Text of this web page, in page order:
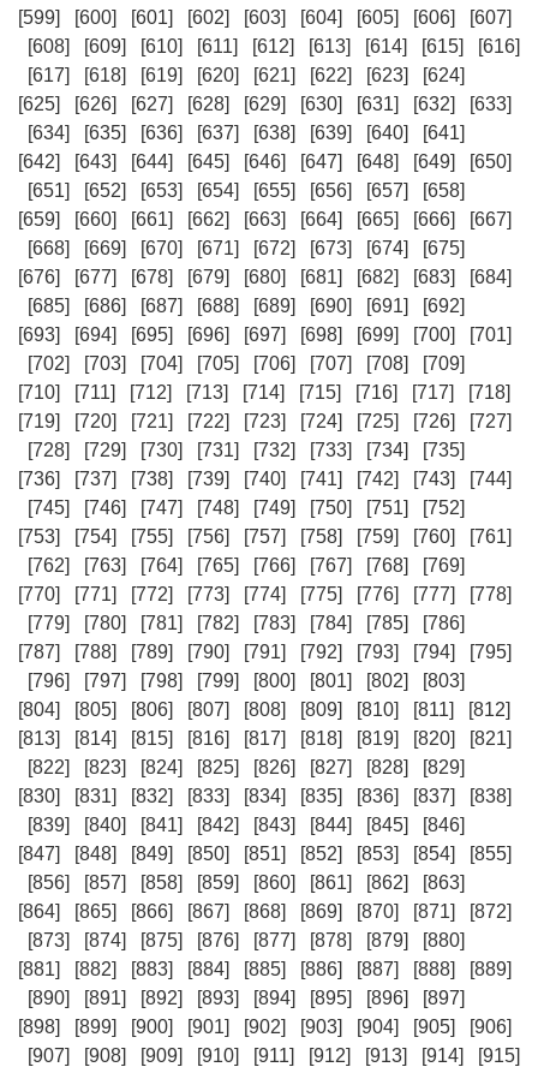
[599]
[600] [601] [602] [603] [604] [605] [606]
[607]
[608]
[609] [610] [611] [612] [613] [614] [615]
[616]
[617]
[618] [619] [620] [621] [622] [623]
[624]
[625]
[626] [627] [628] [629] [630] [631] [632]
[633]
[634]
[635] [636] [637] [638] [639] [640]
[641]
[642]
[643] [644] [645] [646] [647] [648] [649]
[650]
[651]
[652] [653] [654] [655] [656] [657]
[658]
[659]
[660] [661] [662] [663] [664] [665] [666]
[667]
[668]
[669] [670] [671] [672] [673] [674]
[675]
[676]
[677] [678] [679] [680] [681] [682] [683]
[684]
[685]
[686] [687] [688] [689] [690] [691]
[692]
[693]
[694] [695] [696] [697] [698] [699] [700]
[701]
[702]
[703] [704] [705] [706] [707] [708]
[709]
[710]
[711] [712] [713] [714] [715] [716] [717]
[718]
[719]
[720] [721] [722] [723] [724] [725] [726]
[727]
[728]
[729] [730] [731] [732] [733] [734]
[735]
[736]
[737] [738] [739] [740] [741] [742] [743]
[744]
[745]
[746] [747] [748] [749] [750] [751]
[752]
[753]
[754] [755] [756] [757] [758] [759] [760]
[761]
[762]
[763] [764] [765] [766] [767] [768]
[769]
[770]
[771] [772] [773] [774] [775] [776] [777]
[778]
[779]
[780] [781] [782] [783] [784] [785]
[786]
[787]
[788] [789] [790] [791] [792] [793] [794]
[795]
[796]
[797] [798] [799] [800] [801] [802]
[803]
[804]
[805] [806] [807] [808] [809] [810] [811]
[812]
[813]
[814] [815] [816] [817] [818] [819] [820]
[821]
[822]
[823] [824] [825] [826] [827] [828]
[829]
[830]
[831] [832] [833] [834] [835] [836] [837]
[838]
[839]
[840] [841] [842] [843] [844] [845]
[846]
[847]
[848] [849] [850] [851] [852] [853] [854]
[855]
[856]
[857] [858] [859] [860] [861] [862]
[863]
[864]
[865] [866] [867] [868] [869] [870] [871]
[872]
[873]
[874] [875] [876] [877] [878] [879]
[880]
[881]
[882] [883] [884] [885] [886] [887] [888]
[889]
[890]
[891] [892] [893] [894] [895] [896]
[897]
[898]
[899] [900] [901] [902] [903] [904] [905]
[906]
[907]
[908] [909] [910] [911] [912] [913] [914] [915]